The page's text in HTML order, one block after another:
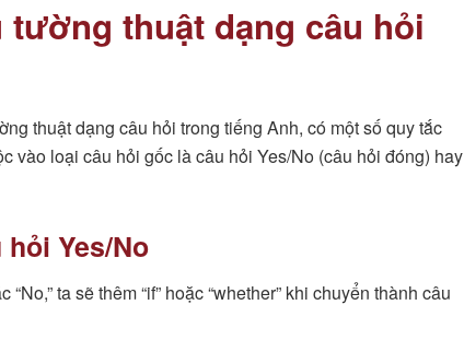
tường thuật dạng câu hỏi
thuật dạng câu hỏi trong tiếng Anh, có một số quy tắc
vào loại câu hỏi gốc là câu hỏi Yes/No (câu hỏi đóng) hay
Yes/No
ta sẽ thêm “if” hoặc “whether” khi chuyển thành câu